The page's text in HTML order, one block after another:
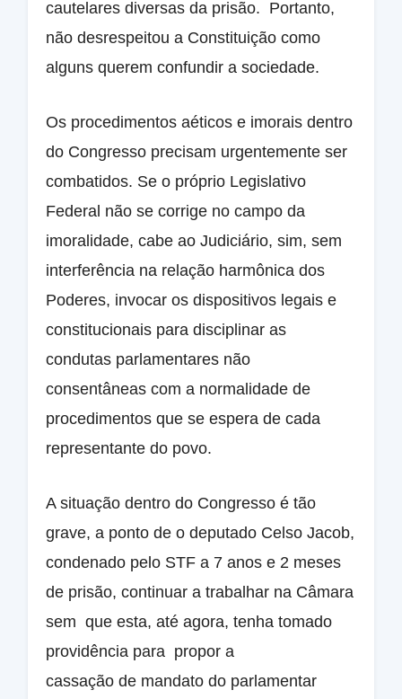
cautelares diversas da prisão. Portanto,
não desrespeitou a Constituição como
alguns querem confundir a sociedade.
Os procedimentos aéticos e imorais dentro
do Congresso precisam urgentemente ser
combatidos. Se o próprio Legislativo
Federal não se corrige no campo da
imoralidade, cabe ao Judiciário, sim, sem
interferência na relação harmônica dos
Poderes, invocar os dispositivos legais e
constitucionais para disciplinar as
condutas parlamentares não
consentâneas com a normalidade de
procedimentos que se espera de cada
representante do povo.
A situação dentro do Congresso é tão
grave, a ponto de o deputado Celso Jacob,
condenado pelo STF a 7 anos e 2 meses
de prisão, continuar a trabalhar na Câmara
sem que esta, até agora, tenha tomado
providência para propor a
cassação de mandato do parlamentar